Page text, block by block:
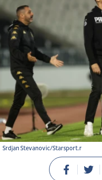
Srdjan Stevanovic/Starsport.r